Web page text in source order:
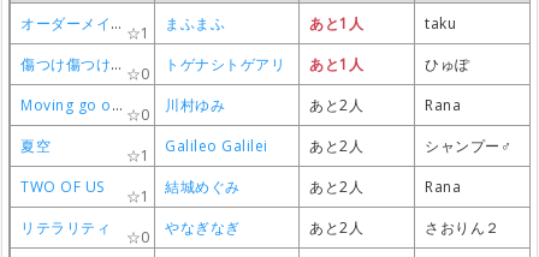
オーダーメイド
1 まふまふ あと1人
taku
傷つけ傷つけ痛くて辛い
0 トゲナシトゲアリ あと1人
ひゅぽ
Moving go on ～そこから見える未来～
0 川村ゆみ あと2人
Rana
夏空
1 Galileo Galilei あと2人
シャンプー♂
TWO OF US
1 結城めぐみ あと2人
Rana
リテラリティ
0 やなぎなぎ あと2人
さおりん２
オーダーメイド
1 まふまふ あと1人
taku
傷つけ傷つけ痛くて辛い
0 トゲナシトゲアリ あと1人
ひゅぽ
Moving go on ～そこから見える未来～
0 川村ゆみ あと2人
Rana
夏空
1 Galileo Galilei あと2人
シャンプー♂
TWO OF US
1 結城めぐみ あと2人
Rana
リテラリティ
0 やなぎなぎ あと2人
さおりん２
オーダーメイド
1 まふまふ あと1人
taku
傷つけ傷つけ痛くて辛い
0 トゲナシトゲアリ あと1人
ひゅぽ
Moving go on ～そこから見える未来～
0 川村ゆみ あと2人
Rana
夏空
1 Galileo Galilei あと2人
シャンプー♂
TWO OF US
1 結城めぐみ あと2人
Rana
リテラリティ
0 やなぎなぎ あと2人
さおりん２
オーダーメイド
1 まふまふ あと1人
taku
傷つけ傷つけ痛くて辛い
0 トゲナシトゲアリ あと1人
ひゅぽ
Moving go on ～そこから見える未来～
0 川村ゆみ あと2人
Rana
夏空
1 Galileo Galilei あと2人
シャンプー♂
TWO OF US
1 結城めぐみ あと2人
Rana
リテラリティ
0 やなぎなぎ あと2人
さおりん２